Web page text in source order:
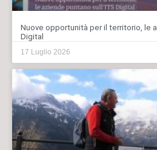
Nuove opportunità per il territorio, le
Digital
17 Luglio 2026